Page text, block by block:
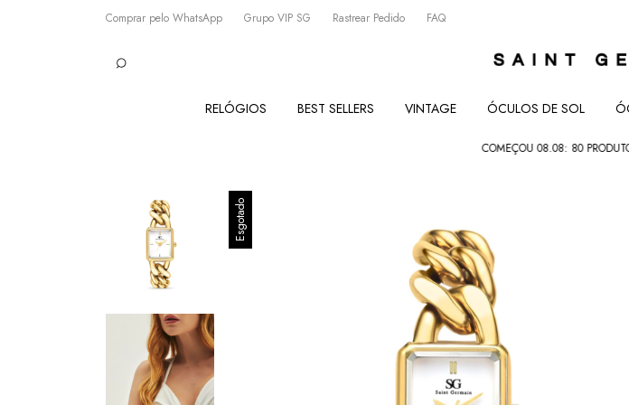
Comprar pelo WhatsApp Grupo VIP SG Rastrear Pedido FAQ
RELÓGIOS BEST SELLERS VINTAGE ÓCULOS DE SOL
COMEÇOU 08.08: 80 PRODUTOS COM
Esgotado